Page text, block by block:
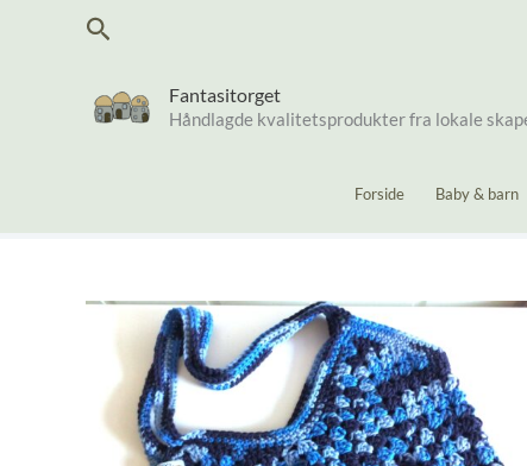
Søk
Fantasitorget
Håndlagde kvalitetsprodukter fra lokale
Forside Baby & barn